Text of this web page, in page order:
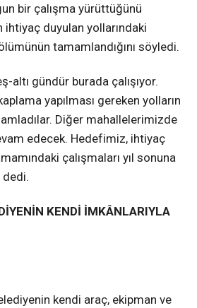
bir çalışma yürüttüğünü
duyulan yollarındaki
tamamlandığını söyledi.
altı gündür burada çalışıyor.
yapılması gereken yolların
Diğer mahallelerimizde
edecek. Hedefimiz, ihtiyaç
çalışmaları yıl sonuna
dedi.
KENDİ İMKÂNLARIYLA
kendi araç, ekipman ve